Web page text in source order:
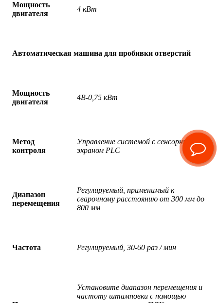
Мощность
двигателя
4 кВт
Автоматическая машина для пробивки отверстий
Мощность
двигателя
4В-0,75 кВт
Метод
контроля
Управление системой с сенсорным
экраном PLC
Диапазон
перемещения
Регулируемый, применимый к
сварочному расстоянию от 300 мм до
800 мм
Частота Регулируемый, 30-60 раз / мин
Установите диапазон перемещения и
частоту штамповки с помощью